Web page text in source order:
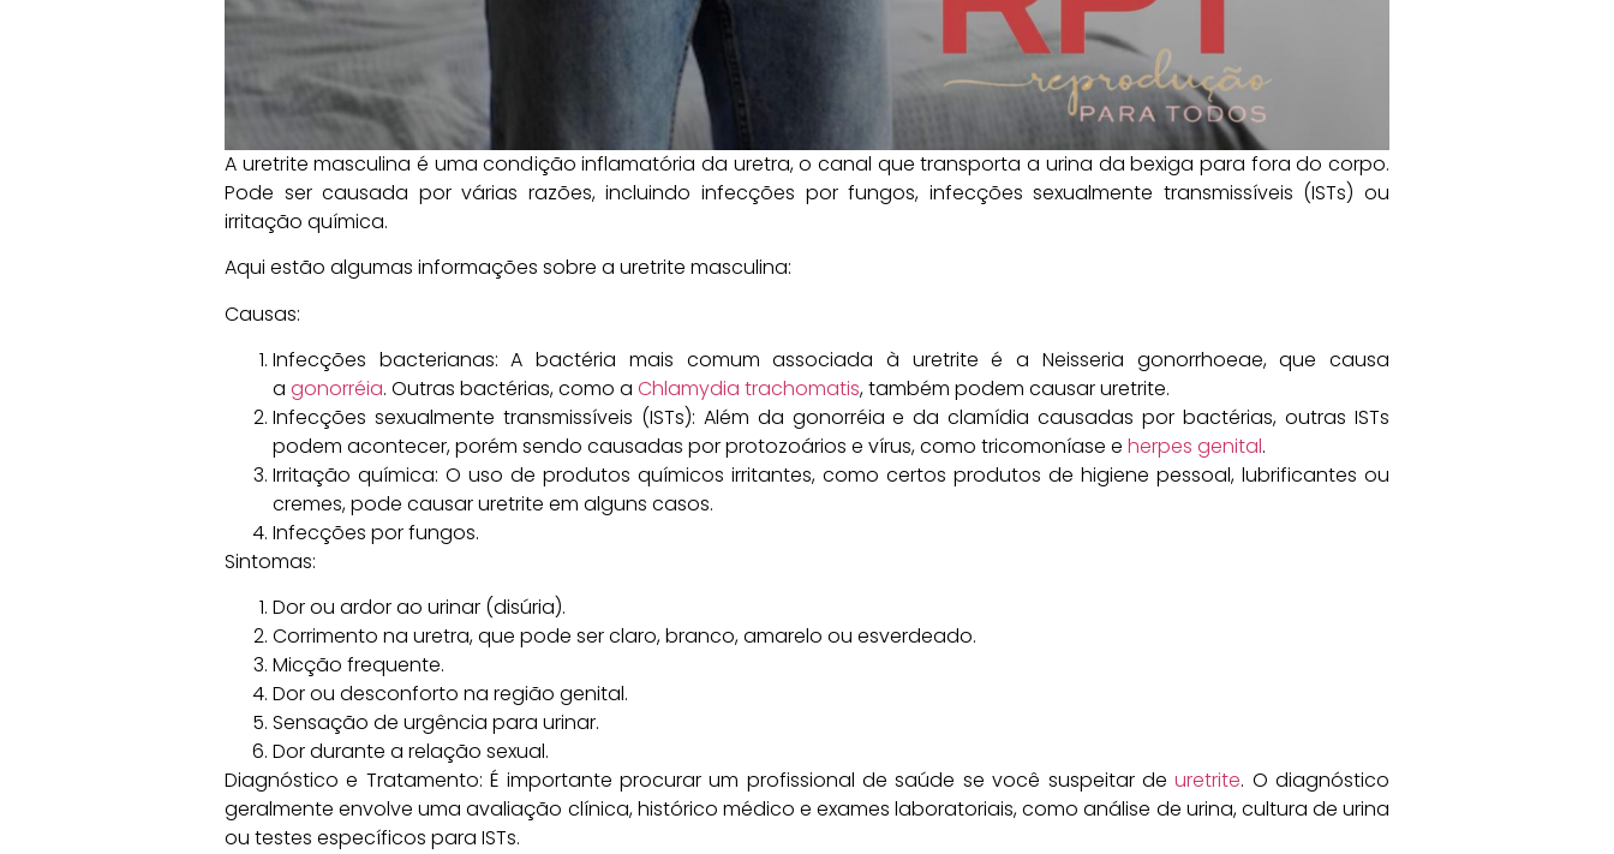
A uretrite masculina é uma condição inflamatória da uretra, o canal que transporta a urina da bexiga para fora do corpo.
Pode ser causada por várias razões, incluindo infecções por fungos, infecções sexualmente transmissíveis (ISTs) ou
irritação química.
Aqui estão algumas informações sobre a uretrite masculina:
Causas:
Infecções bacterianas: A bactéria mais comum associada à uretrite é a Neisseria gonorrhoeae, que causa
a gonorréia. Outras bactérias, como a Chlamydia trachomatis, também podem causar uretrite.
Infecções sexualmente transmissíveis (ISTs): Além da gonorréia e da clamídia causadas por bactérias, outras ISTs
podem acontecer, porém sendo causadas por protozoários e vírus, como tricomoníase e herpes genital.
Irritação química: O uso de produtos químicos irritantes, como certos produtos de higiene pessoal, lubrificantes ou
cremes, pode causar uretrite em alguns casos.
Infecções por fungos.
Sintomas:
Dor ou ardor ao urinar (disúria).
Corrimento na uretra, que pode ser claro, branco, amarelo ou esverdeado.
Micção frequente.
Dor ou desconforto na região genital.
Sensação de urgência para urinar.
Dor durante a relação sexual.
Diagnóstico e Tratamento: É importante procurar um profissional de saúde se você suspeitar deuretrite. O diagnóstico
geralmente envolve uma avaliação clínica, histórico médico e exames laboratoriais, como análise de urina, cultura de urina
ou testes específicos para ISTs.